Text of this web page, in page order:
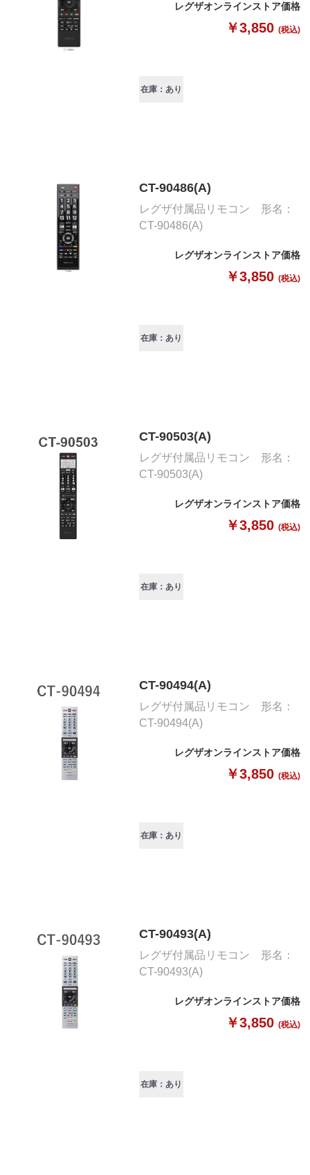
レグザオンラインストア価格
￥3,850 (税込)
在庫：あり
CT-90486(A)
レグザ付属品リモコン 形名：
CT-90486(A)
レグザオンラインストア価格
￥3,850 (税込)
在庫：あり
CT-90503(A)
レグザ付属品リモコン 形名：
CT-90503(A)
レグザオンラインストア価格
￥3,850 (税込)
在庫：あり
CT-90494(A)
レグザ付属品リモコン 形名：
CT-90494(A)
レグザオンラインストア価格
￥3,850 (税込)
在庫：あり
CT-90493(A)
レグザ付属品リモコン 形名：
CT-90493(A)
レグザオンラインストア価格
￥3,850 (税込)
在庫：あり